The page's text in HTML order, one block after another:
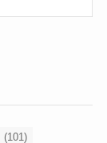
(101)